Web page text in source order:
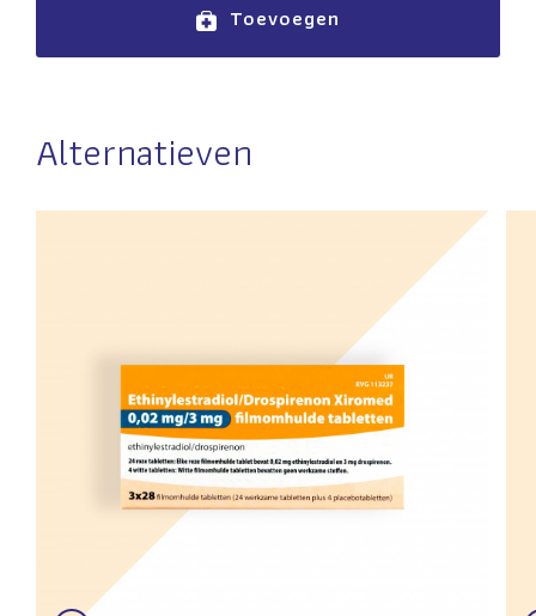
Toevoegen
Alternatieven